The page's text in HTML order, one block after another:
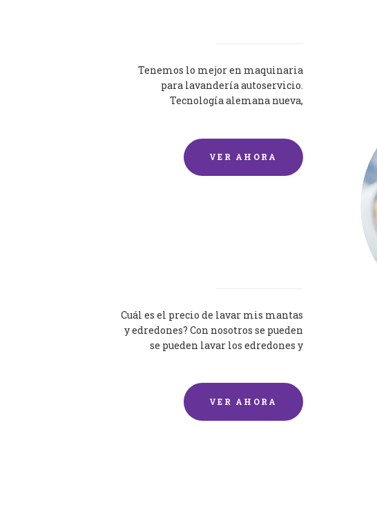
Tenemos lo mejor en maquinaria
para lavandería autoservicio.
Tecnología alemana nueva,
VER AHORA
Cuál es el precio de lavar mis mantas
y edredones? Con nosotros se pueden
se pueden lavar los edredones y
VER AHORA